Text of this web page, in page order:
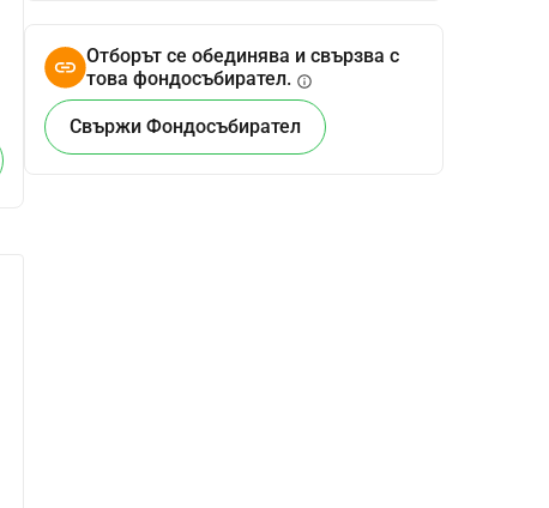
Отборът се обединява и свързва с
това фондосъбирател. info
Свържи Фондосъбирател